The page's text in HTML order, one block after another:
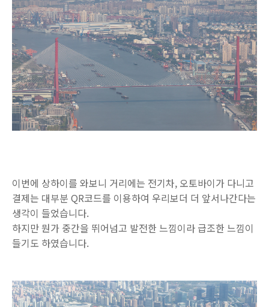
이번에 상하이를 와보니 거리에는 전기차, 오토바이가 다니고
결제는 대부분 QR코드를 이용하여 우리보더 더 앞서나간다는
생각이 들었습니다.
하지만 뭔가 중간을 뛰어넘고 발전한 느낌이라 급조한 느낌이
들기도 하였습니다.